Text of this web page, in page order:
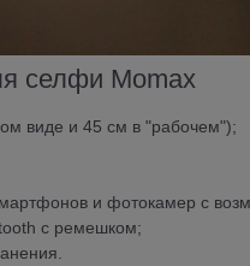
селфи Momax
виде и 45 см в "рабочем");
и фотокамер с
с ремешком;